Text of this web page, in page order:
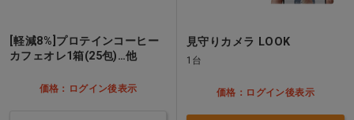
[軽減8%]プロテインコーヒー
カフェオレ1箱(25包)…他
価格：ログイン後表示
見守りカメラ LOOK
1台
価格：ログイン後表示